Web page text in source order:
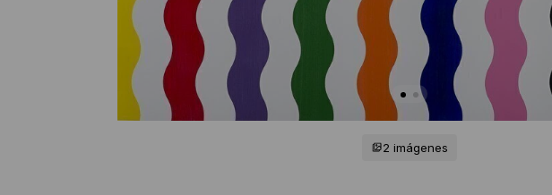
2 imágenes